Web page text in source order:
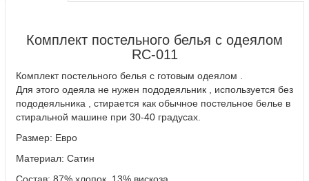
Комплект постельного белья с одеялом
RC-011
Комплект постельного белья с готовым одеялом .
Для этого одеяла не нужен пододеяльник , используется без
пододеяльника , стирается как обычное постельное белье в
стиральной машине при 30-40 градусах.
Размер: Евро
Материал: Сатин